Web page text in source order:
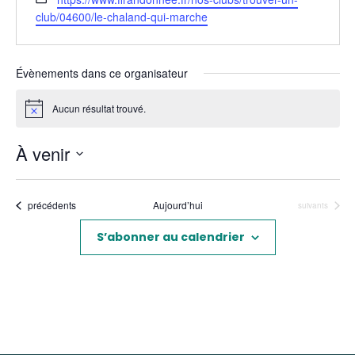
web
club/04600/le-chaland-qui-marche
Évènements dans ce organisateur
Notice Aucun résultat trouvé.
À venir
date.
Évènements
précédents Aujourd’hui Évènements
suivants
S’abonner au calendrier